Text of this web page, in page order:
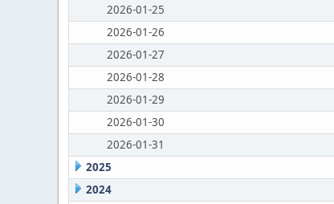
2026-01-25
2026-01-26
2026-01-27
2026-01-28
2026-01-29
2026-01-30
2026-01-31
2025
2024